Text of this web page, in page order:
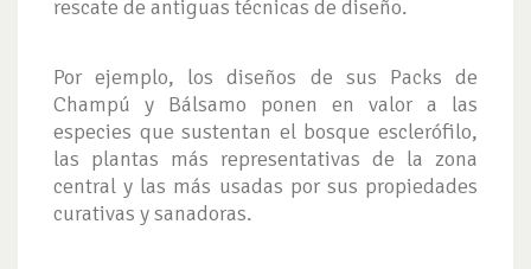
rescate de antiguas técnicas de diseño.
Por ejemplo, los diseños de sus Packs de
Champú y Bálsamo ponen en valor a las
especies que sustentan el bosque esclerófilo,
las plantas más representativas de la zona
central y las más usadas por sus propiedades
curativas y sanadoras.